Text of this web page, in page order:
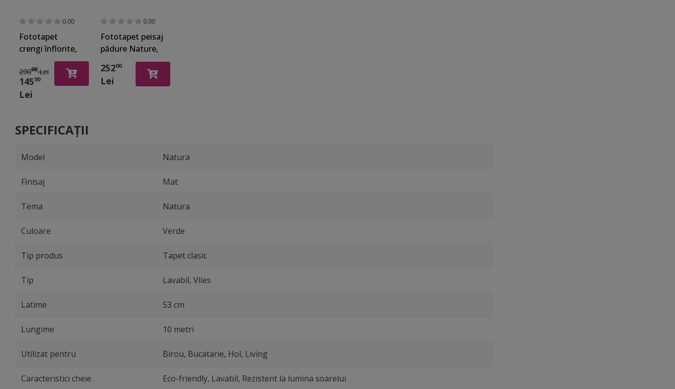
0.00
Fototapet
crengi înflorite,
Dimex, Sakura,
375x250 cm
29000Lei
14500
Lei
0.00
Fototapet peisaj
pădure Nature,
Marburg 47267,
pe suport vlies,
159x270 cm
25200
Lei
SPECIFICAȚII
Model Natura
Finisaj Mat
Tema Natura
Culoare Verde
Tip produs Tapet clasic
Tip Lavabil, Vlies
Latime 53 cm
Lungime 10 metri
Utilizat pentru Birou, Bucatarie, Hol, Living
Caracteristici cheie Eco-friendly, Lavabil, Rezistent la lumina soarelui